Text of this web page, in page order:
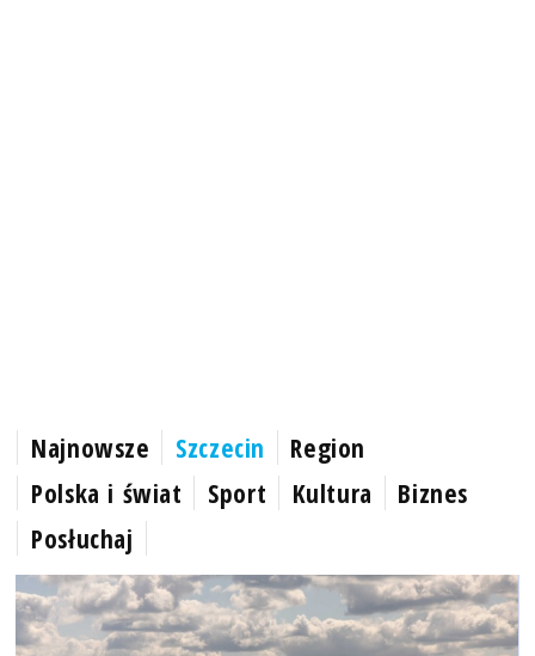
Najnowsze Szczecin
Region
Polska i świat
Sport Kultura
Biznes
Posłuchaj